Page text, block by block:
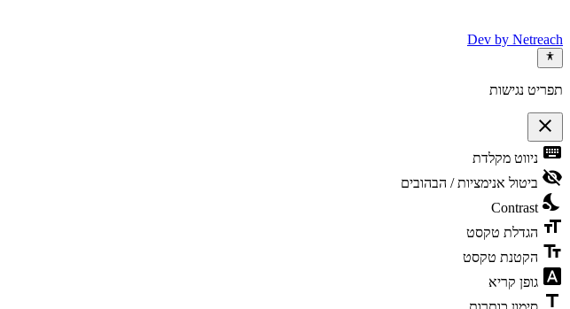
Dev by Netreach
תפריט נגישות
close
פתיחה
וסגירה
של
תפריט
הנגישות
keyboard ניווט מקלדת
visibility_off ביטול אנימציות / הבהובים
nights_stay
Contrast
format_size הגדלת טקסט
text_fields הקטנת טקסט
font_download גופן קריא
title